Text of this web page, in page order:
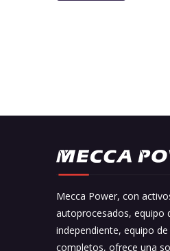
Mecca Power, con
autoprocesados, equipo
independiente, equipo
completos, ofrece una